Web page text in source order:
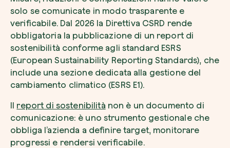
solo se comunicate in modo trasparente e
verificabile. Dal 2026 la Direttiva CSRD rende
obbligatoria la pubblicazione di un report di
sostenibilità conforme agli standard ESRS
(European Sustainability Reporting Standards), che
include una sezione dedicata alla gestione del
cambiamento climatico (ESRS E1).
Il report di sostenibilità non è un documento di
comunicazione: è uno strumento gestionale che
obbliga l’azienda a definire target, monitorare
progressi e rendersi verificabile.